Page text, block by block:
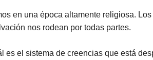
CATEQUESIS
PAPA FRANCISCO
INFANTIL
JUVENIL
en una época altamente religiosa.
nos rodean por todas partes.
es el sistema de creencias que está